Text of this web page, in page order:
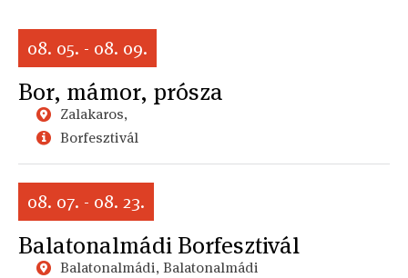
08. 05. - 08. 09.
Bor, mámor, prósza
Zalakaros,
Borfesztivál
08. 07. - 08. 23.
Balatonalmádi Borfesztivál
Balatonalmádi, Balatonalmádi